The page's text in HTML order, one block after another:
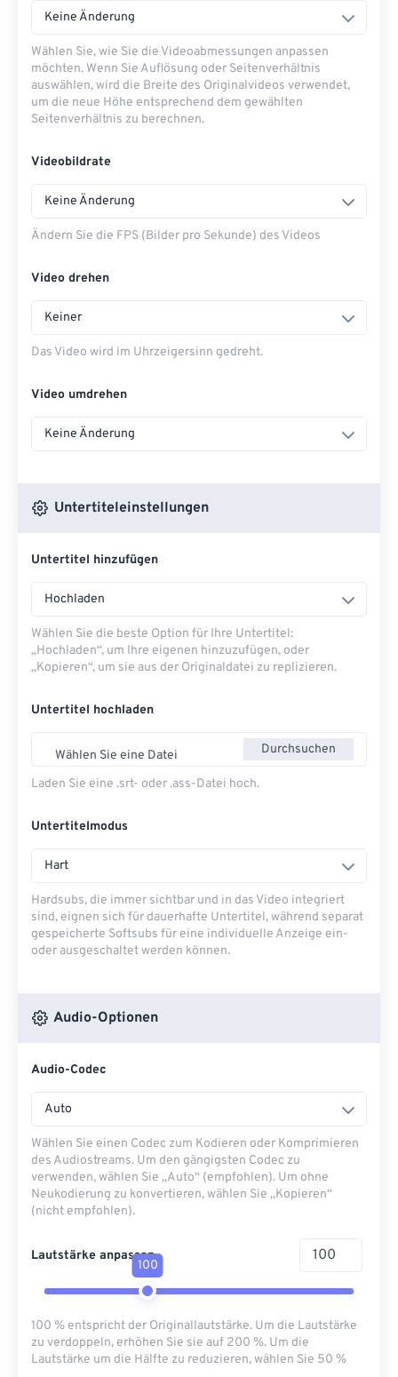
Keine Änderung
Wählen Sie, wie Sie die Videoabmessungen anpassen
möchten. Wenn Sie Auflösung oder Seitenverhältnis
auswählen, wird die Breite des Originalvideos verwendet,
um die neue Höhe entsprechend dem gewählten
Seitenverhältnis zu berechnen.
Videobildrate
Keine Änderung
Ändern Sie die FPS (Bilder pro Sekunde) des Videos
Video drehen
Keiner
Das Video wird im Uhrzeigersinn gedreht.
Video umdrehen
Keine Änderung
Untertiteleinstellungen
Untertitel hinzufügen
Hochladen
Wählen Sie die beste Option für Ihre Untertitel:
„Hochladen“, um Ihre eigenen hinzuzufügen, oder
„Kopieren“, um sie aus der Originaldatei zu replizieren.
Untertitel hochladen
Wählen Sie eine Datei Durchsuchen
Laden Sie eine .srt- oder .ass-Datei hoch.
Untertitelmodus
Hart
Hardsubs, die immer sichtbar und in das Video integriert
sind, eignen sich für dauerhafte Untertitel, während separat
gespeicherte Softsubs für eine individuelle Anzeige ein-
oder ausgeschaltet werden können.
Audio-Optionen
Audio-Codec
Auto
Wählen Sie einen Codec zum Kodieren oder Komprimieren
des Audiostreams. Um den gängigsten Codec zu
verwenden, wählen Sie „Auto“ (empfohlen). Um ohne
Neukodierung zu konvertieren, wählen Sie „Kopieren“
(nicht empfohlen).
Lautstärke anpassen
100
100 % entspricht der Originallautstärke. Um die Lautstärke
zu verdoppeln, erhöhen Sie sie auf 200 %. Um die
Lautstärke um die Hälfte zu reduzieren, wählen Sie 50 %